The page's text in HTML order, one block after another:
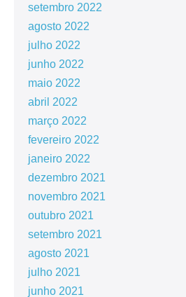
setembro 2022
agosto 2022
julho 2022
junho 2022
maio 2022
abril 2022
março 2022
fevereiro 2022
janeiro 2022
dezembro 2021
novembro 2021
outubro 2021
setembro 2021
agosto 2021
julho 2021
junho 2021